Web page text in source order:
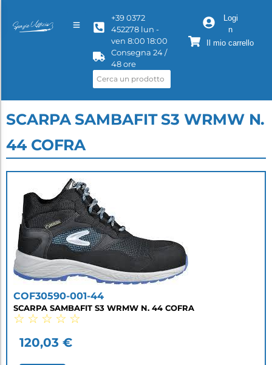
+39 0372
452278 lun -
ven 8:00 18:00
Consegna 24 /
48 ore
Logi
n
Il mio carrello
SCARPA SAMBAFIT S3 WRMW N.
44 COFRA
COF30590-001-44
SCARPA SAMBAFIT S3 WRMW N. 44 COFRA
☆ ☆ ☆ ☆ ☆
120,03 €